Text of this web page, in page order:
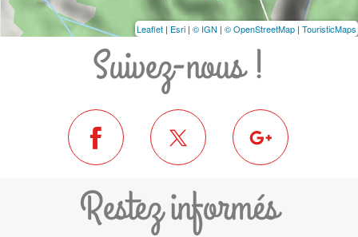
Leaflet | Esri | © IGN | © OpenStreetMap | TouristicMaps
Suivez-nous !
Restez informés